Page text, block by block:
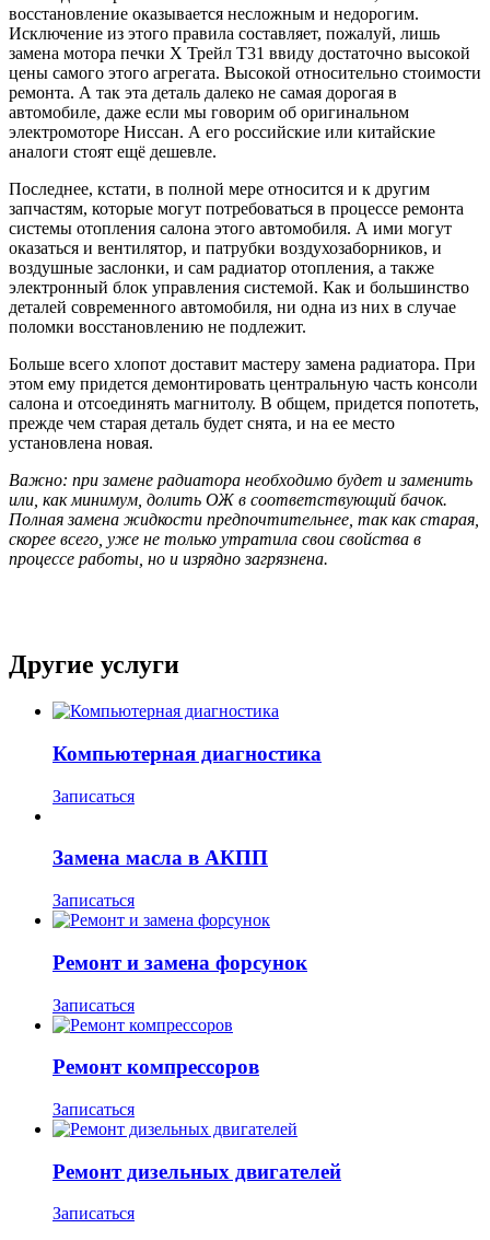
восстановление оказывается несложным и недорогим.
Исключение из этого правила составляет, пожалуй, лишь
замена мотора печки Х Трейл Т31 ввиду достаточно высокой
цены самого этого агрегата. Высокой относительно стоимости
ремонта. А так эта деталь далеко не самая дорогая в
автомобиле, даже если мы говорим об оригинальном
электромоторе Ниссан. А его российские или китайские
аналоги стоят ещё дешевле.
Последнее, кстати, в полной мере относится и к другим
запчастям, которые могут потребоваться в процессе ремонта
системы отопления салона этого автомобиля. А ими могут
оказаться и вентилятор, и патрубки воздухозаборников, и
воздушные заслонки, и сам радиатор отопления, а также
электронный блок управления системой. Как и большинство
деталей современного автомобиля, ни одна из них в случае
поломки восстановлению не подлежит.
Больше всего хлопот доставит мастеру замена радиатора. При
этом ему придется демонтировать центральную часть консоли
салона и отсоединять магнитолу. В общем, придется попотеть,
прежде чем старая деталь будет снята, и на ее место
установлена новая.
Важно: при замене радиатора необходимо будет и заменить
или, как минимум, долить ОЖ в соответствующий бачок.
Полная замена жидкости предпочтительнее, так как старая,
скорее всего, уже не только утратила свои свойства в
процессе работы, но и изрядно загрязнена.
Другие услуги
Компьютерная диагностика
Записаться
Замена масла в АКПП
Записаться
Ремонт и замена форсунок
Записаться
Ремонт компрессоров
Записаться
Ремонт дизельных двигателей
Записаться